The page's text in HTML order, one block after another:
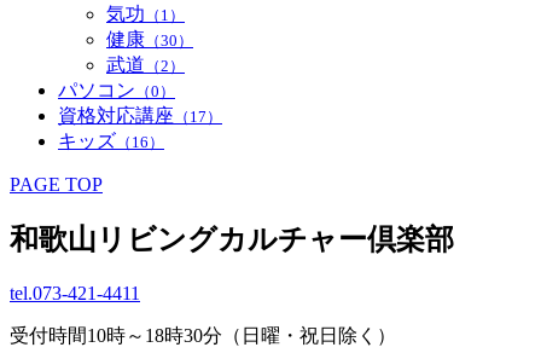
気功 （1）
健康 （30）
武道 （2）
パソコン （0）
資格対応講座 （17）
キッズ （16）
PAGE TOP
和歌山リビングカルチャー倶楽部
tel.073-421-4411
受付時間10時～18時30分（日曜・祝日除く）